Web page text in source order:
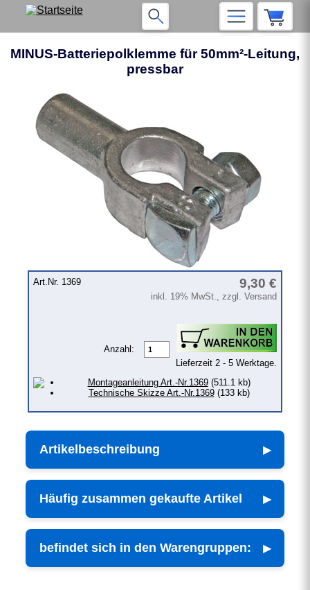
MINUS-Batteriepolklemme für 50mm²-Leitung,
pressbar
Art.Nr. 1369 9,30 €
inkl. 19% MwSt., zzgl. Versand
Anzahl:
Lieferzeit 2 - 5 Werktage.
Montageanleitung Art.-Nr.1369(511.1 kb)
Technische Skizze Art.-Nr.1369(133 kb)
Artikelbeschreibung
Häufig zusammen gekaufte Artikel
❮
befindet sich in den Warengruppen: